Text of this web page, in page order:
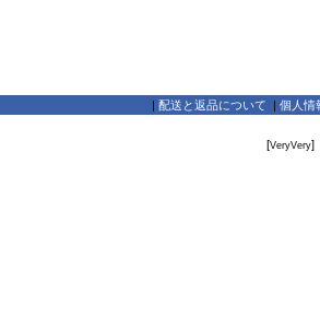
| 配送と返品について | 個人情
[VeryVery]